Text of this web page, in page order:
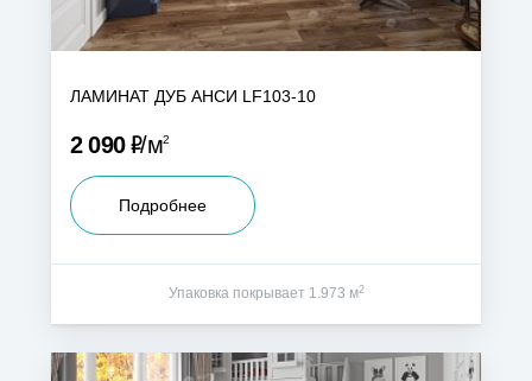
ЛАМИНАТ ДУБ АНСИ LF103-10
2 090Р м2
Подробнее
Упаковка покрывает 1.973 м2